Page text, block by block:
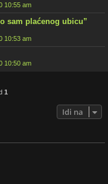
10:55 am
sam plaćenog ubicu”
10:53 am
10:50 am
1
Idi na